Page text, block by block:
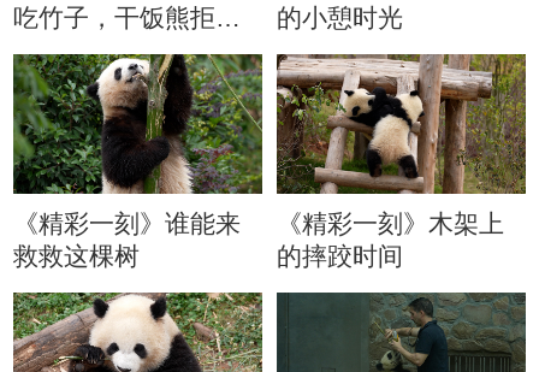
吃竹子，干饭熊拒绝
分心
的小憩时光
《精彩一刻》谁能来
救救这棵树
《精彩一刻》木架上
的摔跤时间